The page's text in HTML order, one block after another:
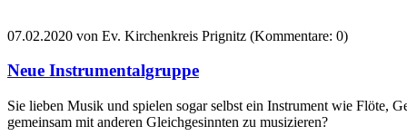
07.02.2020 von Ev. Kirchenkreis Prignitz (Kommentare: 0)
Neue Instrumentalgruppe
Sie lieben Musik und spielen sogar selbst ein Instrument wie Flöte,
gemeinsam mit anderen Gleichgesinnten zu musizieren?